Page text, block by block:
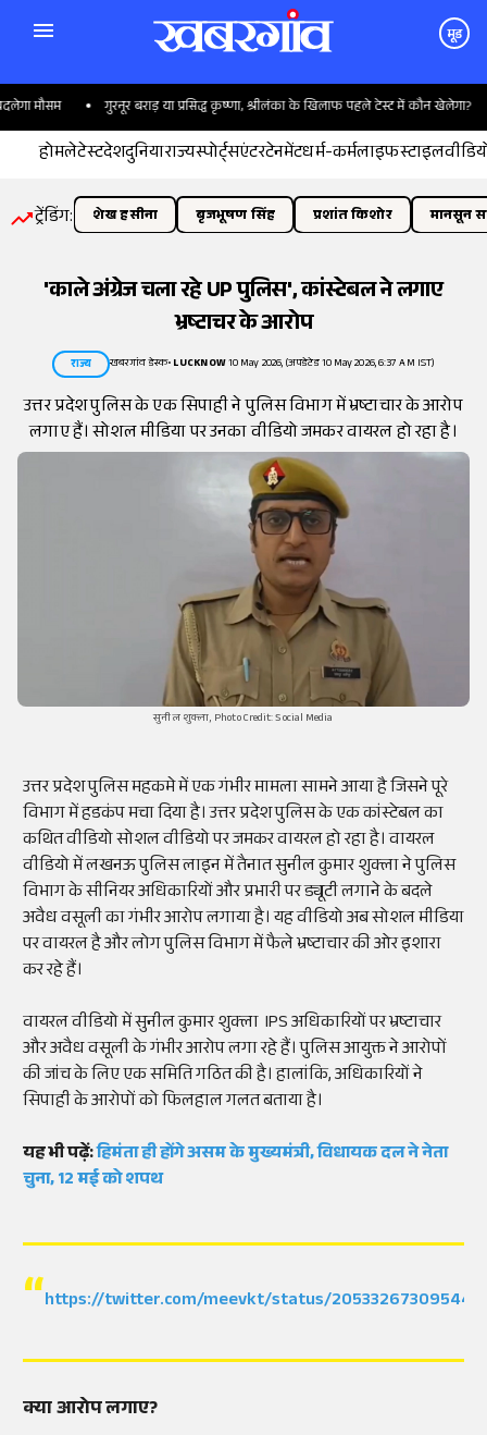
मूड
मौसम गुरनूर बराड़ या प्रसिद्ध कृष्णा, श्रीलंका के खिलाफ पहले टेस्ट में कौन खेलेगा?
होमलेटेस्टदेशदुनियाराज्यस्पोर्ट्सएंटरटेनमेंटधर्म-कर्मलाइफस्टाइल
ट्रेंडिंग: शेख हसीना बृजभूषण सिंह प्रशांत किशोर मानसून
'काले अंग्रेज चला रहे UP पुलिस', कांस्टेबल ने लगाए
भ्रष्टाचर के आरोप
राज्य खबरगांव डेस्क•LUCKNOW10 May 2026, (अपडेटेड 10 May 2026, 6:37 AM IST)
उत्तर प्रदेश पुलिस के एक सिपाही ने पुलिस विभाग में भ्रष्टाचार के आरोप
लगाए हैं। सोशल मीडिया पर उनका वीडियो जमकर वायरल हो रहा है।
सुनील शुक्ला, Photo Credit: Social Media
उत्तर प्रदेश पुलिस महकमे में एक गंभीर मामला सामने आया है जिसने पूरे
विभाग में हडकंप मचा दिया है। उत्तर प्रदेश पुलिस के एक कांस्टेबल का
कथित वीडियो सोशल वीडियो पर जमकर वायरल हो रहा है। वायरल
वीडियो में लखनऊ पुलिस लाइन में तैनात सुनील कुमार शुक्ला ने पुलिस
विभाग के सीनियर अधिकारियों और प्रभारी पर ड्यूटी लगाने के बदले
अवैध वसूली का गंभीर आरोप लगाया है। यह वीडियो अब सोशल मीडिया
पर वायरल है और लोग पुलिस विभाग में फैले भ्रष्टाचार की ओर इशारा
कर रहे हैं।
वायरल वीडियो में सुनील कुमार शुक्ला IPS अधिकारियों पर भ्रष्टाचार
और अवैध वसूली के गंभीर आरोप लगा रहे हैं। पुलिस आयुक्त ने आरोपों
की जांच के लिए एक समिति गठित की है। हालांकि, अधिकारियों ने
सिपाही के आरोपों को फिलहाल गलत बताया है।
यह भी पढ़ें:हिमंता ही होंगे असम के मुख्यमंत्री, विधायक दल ने नेता
चुना, 12 मई को शपथ
https://twitter.com/meevkt/status/
क्या आरोप लगाए?